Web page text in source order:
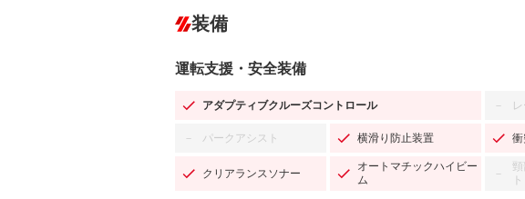
装備
運転支援・安全装備
アダプティブクルーズコントロール －
－ パークアシスト 横滑り防止装置 衝
クリアランスソナー
オートマチックハイビー
ム
－
ト